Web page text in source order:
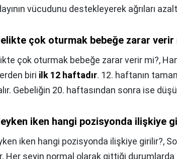
vücudunu destekleyerek ağrıları
çok oturmak bebeğe zarar verir
çok oturmak bebeğe zarar verir mi?,
biri ilk 12 haftadır. 12. haftanın
Gebeliğin 20. haftasından sonra ise
iken hangi pozisyonda ilişkiye
iken hangi pozisyonda ilişkiye girilir?,
Her şeyin normal olarak gittiği durumlarda